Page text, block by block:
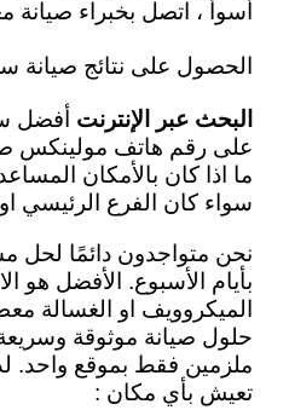
أسوأ ، اتصل بخبراء صيانة
الحصول على نتائج صيانة
البحث عبر الإنترنت أفضل
على رقم هاتف مولينكس
ما اذا كان بالأمكان
سواء كان الفرع الرئيسي
نحن متواجدون دائمًا لحل
بأيام الأسبوع. الأفضل
حلول صيانة موثوقة
ملزمين فقط بموقع واحد.
تعيش بأي مكان :